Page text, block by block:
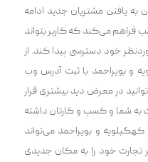
یافتن مشتریان جدید ادامه
فراهم می‌کند‌ که کاربر بتواند
خود دسترسی پیدا کند. از
و بویراحمد با ثبت آدرس وب
در معرض دید بیشتری قرار
به شما و کسب و کارتان داشته
و بویراحمد می‌تواند
تجارت خود را به مکان جدیدی